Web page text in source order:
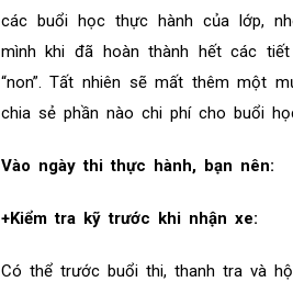
các buổi học thực hành của lớp,
mình khi đã hoàn thành hết các
“non”. Tất nhiên sẽ mất thêm một
chia sẻ phần nào chi phí cho buổi
Vào ngày thi thực hành, bạn nên:
+Kiểm tra kỹ trước khi nhận xe:
Có thể trước buổi thi, thanh tra và